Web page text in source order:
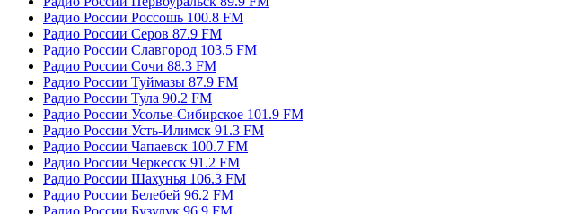
Радио России Россошь 100.8 FM
Радио России Серов 87.9 FM
Радио России Славгород 103.5 FM
Радио России Сочи 88.3 FM
Радио России Туймазы 87.9 FM
Радио России Тула 90.2 FM
Радио России Усолье-Сибирское 101.9 FM
Радио России Усть-Илимск 91.3 FM
Радио России Чапаевск 100.7 FM
Радио России Черкесск 91.2 FM
Радио России Шахунья 106.3 FM
Радио России Белебей 96.2 FM
Радио России Бузулук 96.9 FM